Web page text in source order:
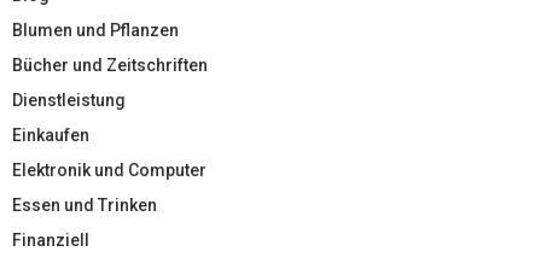
Blumen und Pflanzen
Bücher und Zeitschriften
Dienstleistung
Einkaufen
Elektronik und Computer
Essen und Trinken
Finanziell